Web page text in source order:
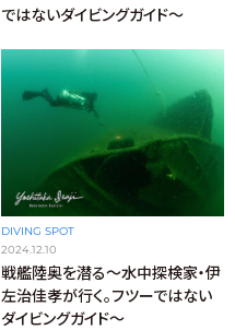
ではないダイビングガイド〜
DIVING SPOT
2024.12.10
戦艦陸奥を潜る〜水中探検家・伊
左治佳孝が行く。フツーではない
ダイビングガイド〜